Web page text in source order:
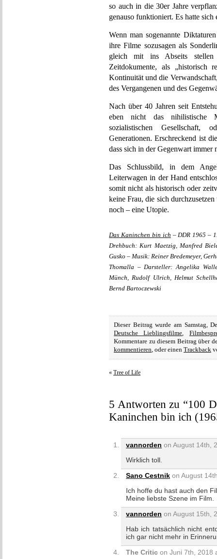
so auch in die 30er Jahre
genauso funktioniert. Es hatte sich
Wenn man sogenannte
ihre Filme sozusagen als
gleich mit ins Abseits
Zeitdokumente, als „historisch
Kontinuität und die
des Vergangenen und des
Nach über 40 Jahren seit
eben nicht das nihilistische
sozialistischen Gesellschaft,
Generationen. Erschreckend ist
dass sich in der Gegenwart immer
Das Schlussbild, in dem
Leiterwagen in der Hand
somit nicht als historisch oder
keine Frau, die sich
noch – eine Utopie.
Das Kaninchen bin ich – DDR 1965 –
Drehbuch: Kurt Maetzig, Manfred
Gusko – Musik: Reiner Bredemeyer,
Thomalla – Darsteller: Angelika
Münch, Rudolf Ulrich, Helmut
Bernd Bartoczewski
Dieser Beitrag wurde am Samstag,
Deutsche Lieblingsfilme,
Kommentare zu diesem Beitrag über
kommentieren, oder einen Trackback
« Tree of Life
5 Antworten zu “100
Kaninchen bin ich
vannorden on August 14th,
Wirklich toll.
Sano Cestnik on August
Ich hoffe du hast auch den
Meine liebste Szene im Film.
vannorden on August 15th,
Hab ich tatsächlich nicht
ich gar nicht mehr in
The Critic on Juni 7th, 2018